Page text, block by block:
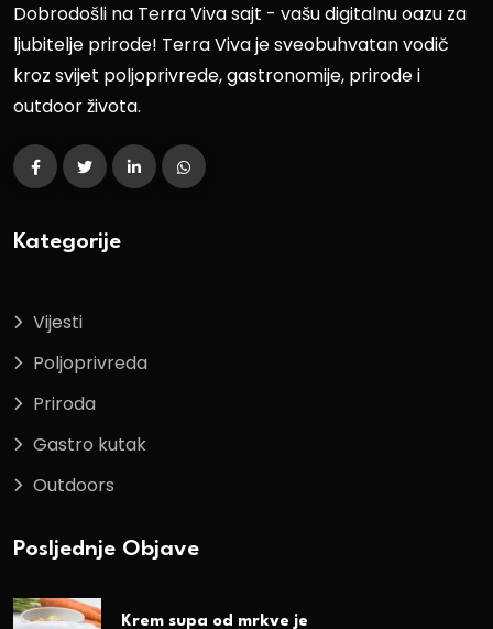
Dobrodošli na Terra Viva sajt - vašu digitalnu oazu za
ljubitelje prirode! Terra Viva je sveobuhvatan vodič
kroz svijet poljoprivrede, gastronomije, prirode i
outdoor života.
Kategorije
Vijesti
Poljoprivreda
Priroda
Gastro kutak
Outdoors
Posljednje Objave
Krem supa od mrkve je